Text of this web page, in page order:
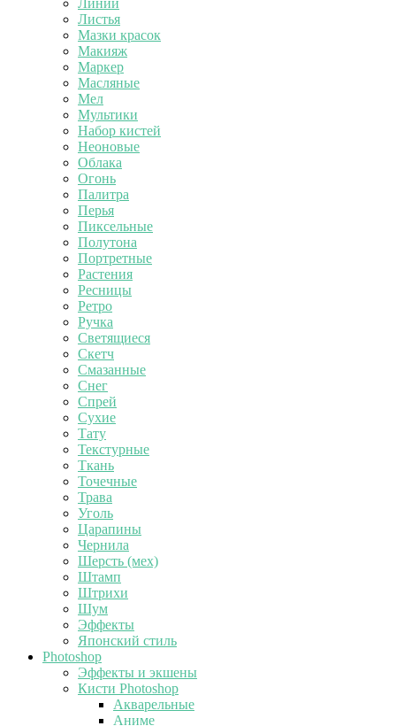
Линии
Листья
Мазки красок
Макияж
Маркер
Масляные
Мел
Мультики
Набор кистей
Неоновые
Облака
Огонь
Палитра
Перья
Пиксельные
Полутона
Портретные
Растения
Ресницы
Ретро
Ручка
Светящиеся
Скетч
Смазанные
Снег
Спрей
Сухие
Тату
Текстурные
Ткань
Точечные
Трава
Уголь
Царапины
Чернила
Шерсть (мех)
Штамп
Штрихи
Шум
Эффекты
Японский стиль
Photoshop
Эффекты и экшены
Кисти Photoshop
Акварельные
Аниме